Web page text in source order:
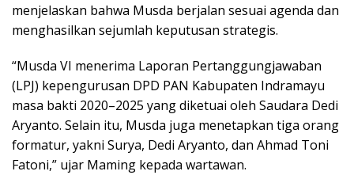
menjelaskan bahwa Musda berjalan sesuai agenda dan
menghasilkan sejumlah keputusan strategis.
“Musda VI menerima Laporan Pertanggungjawaban
(LPJ) kepengurusan DPD PAN Kabupaten Indramayu
masa bakti 2020–2025 yang diketuai oleh Saudara Dedi
Aryanto. Selain itu, Musda juga menetapkan tiga orang
formatur, yakni Surya, Dedi Aryanto, dan Ahmad Toni
Fatoni,” ujar Maming kepada wartawan.